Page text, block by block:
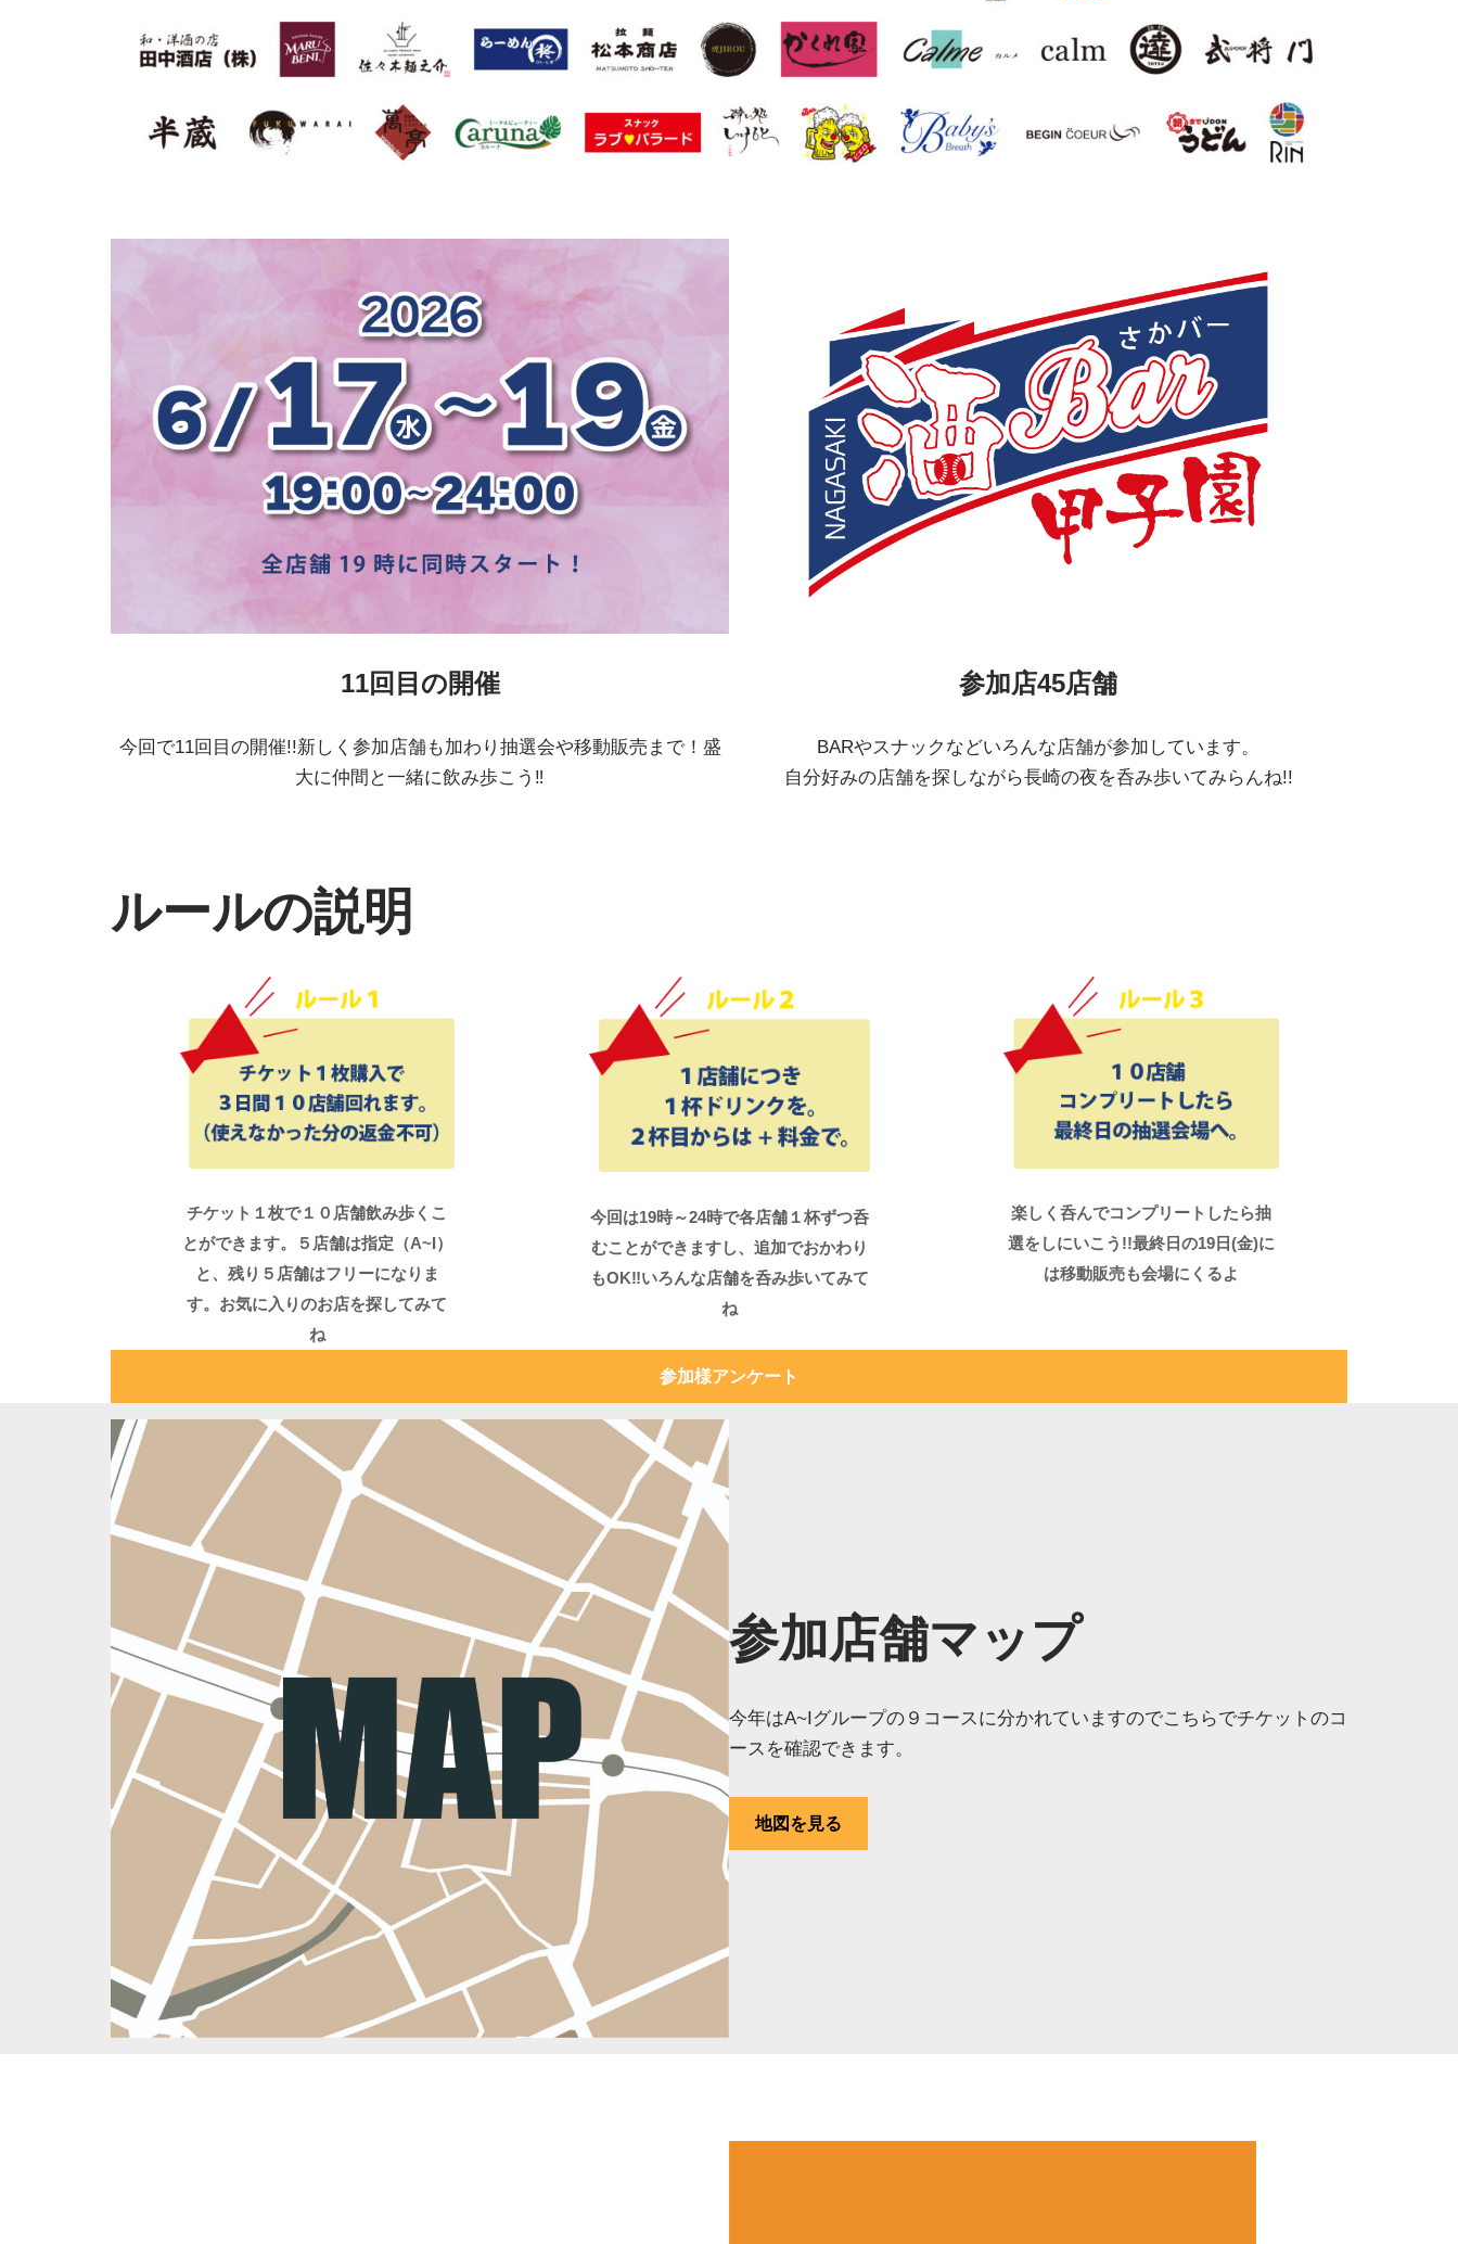
11回目の開催
今回で11回目の開催!!新しく参加店舗も加わり抽選会や移動販売まで！盛
大に仲間と一緒に飲み歩こう‼
参加店45店舗
BARやスナックなどいろんな店舗が参加しています。
自分好みの店舗を探しながら長崎の夜を呑み歩いてみらんね!!
ルールの説明
チケット１枚で１０店舗飲み歩くこ
とができます。５店舗は指定（A~I）
と、残り５店舗はフリーになりま
す。お気に入りのお店を探してみて
ね
今回は19時～24時で各店舗１杯ずつ呑
むことができますし、追加でおかわり
もOK‼いろんな店舗を呑み歩いてみて
ね
楽しく呑んでコンプリートしたら抽
選をしにいこう!!最終日の19日(金)に
は移動販売も会場にくるよ
参加様アンケート
参加店舗マップ
今年はA~Iグループの９コースに分かれていますのでこちらでチケットのコ
ースを確認できます。
地図を見る